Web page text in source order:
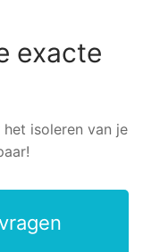
exacte
isoleren van je